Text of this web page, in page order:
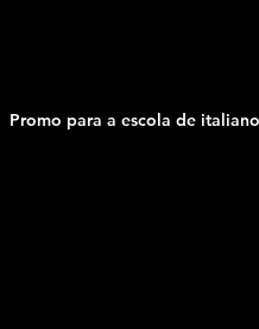
Promo para a escola de